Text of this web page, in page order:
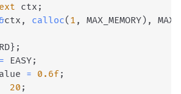
ctx ;
ctx , calloc( 1 , MAX_MEMORY) ,
} ;
= EASY;
= 0.6f;
20 ;